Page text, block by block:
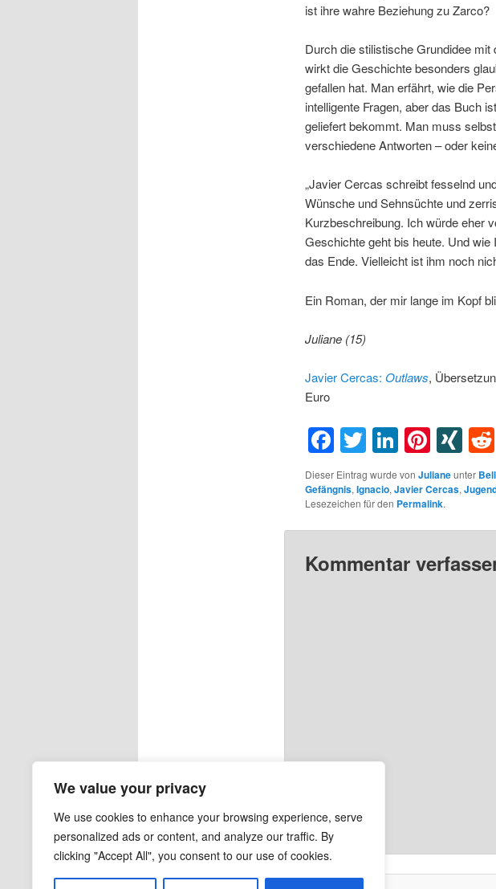
We value your privacy
We use cookies to enhance your browsing experience, serve
personalized ads or content, and analyze our traffic. By
clicking "Accept All", you consent to our use of cookies.
ist ihre wahre Beziehung zu Zarco?
Durch die stilistische Grundidee
wirkt die Geschichte besonders
gefallen hat. Man erfährt, wie die
intelligente Fragen, aber das Buch
geliefert bekommt. Man muss
verschiedene Antworten – oder
„Javier Cercas schreibt fesselnd
Wünsche und Sehnsüchte und
Kurzbeschreibung. Ich würde eher
Geschichte geht bis heute. Und
das Ende. Vielleicht ist ihm noch
Ein Roman, der mir lange im Kopf
Juliane (15)
Javier Cercas: Outlaws,
Euro
Facebook
Twitter
LinkedIn
Dieser Eintrag wurde von Julianeunter
Gefängnis, Ignacio, Javier Cercas,
Lesezeichen für den Permalink.
Kommentar